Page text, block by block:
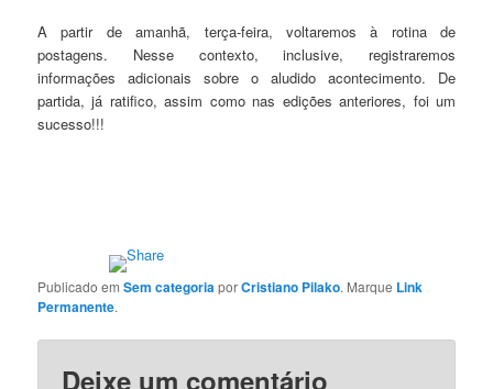
A partir de amanhã, terça-feira, voltaremos à rotina de
postagens. Nesse contexto, inclusive, registraremos
informações adicionais sobre o aludido acontecimento. De
partida, já ratifico, assim como nas edições anteriores, foi um
sucesso!!!
Publicado emSem categoriaporCristiano Pilako. Marque Link
Permanente.
Deixe um comentário